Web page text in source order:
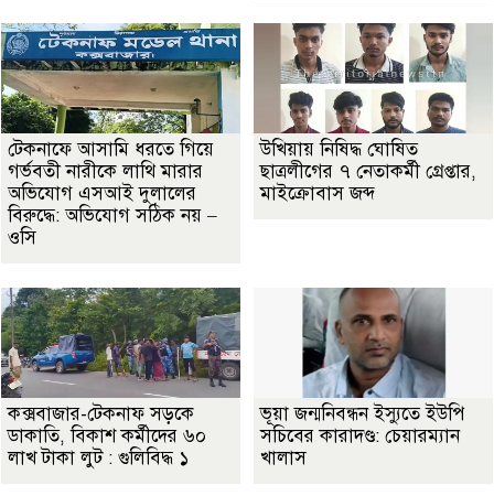
টেকনাফে আসামি ধরতে গিয়ে
গর্ভবতী নারীকে লাথি মারার
অভিযোগ এসআই দুলালের
বিরুদ্ধে: অভিযোগ সঠিক নয় –
ওসি
উখিয়ায় নিষিদ্ধ ঘোষিত
ছাত্রলীগের ৭ নেতাকর্মী গ্রেপ্তার,
মাইক্রোবাস জব্দ
কক্সবাজার-টেকনাফ সড়কে
ডাকাতি, বিকাশ কর্মীদের ৬০
লাখ টাকা লুট : গুলিবিদ্ধ ১
ভূয়া জন্মনিবন্ধন ইস্যুতে ইউপি
সচিবের কারাদণ্ড: চেয়ারম্যান
খালাস